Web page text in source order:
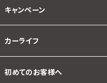
キャンペーン
カーライフ
初めてのお客様へ